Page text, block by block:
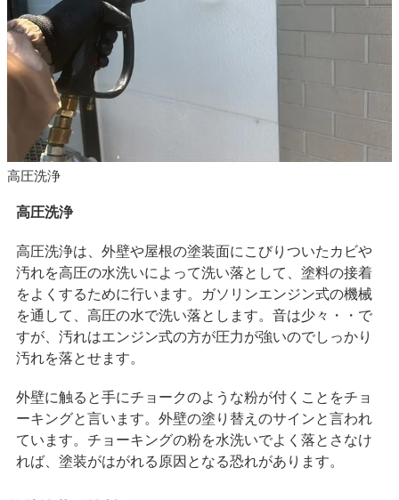
高圧洗浄
高圧洗浄
高圧洗浄は、外壁や屋根の塗装面にこびりついたカビや
汚れを高圧の水洗いによって洗い落として、塗料の接着
をよくするために行います。ガソリンエンジン式の機械
を通して、高圧の水で洗い落とします。音は少々・・で
すが、汚れはエンジン式の方が圧力が強いのでしっかり
汚れを落とせます。
外壁に触ると手にチョークのような粉が付くことをチョ
ーキングと言います。外壁の塗り替えのサインと言われ
ています。チョーキングの粉を水洗いでよく落とさなけ
れば、塗装がはがれる原因となる恐れがあります。